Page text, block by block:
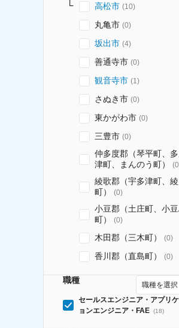
高松市 (10)
丸亀市 (0)
坂出市 (4)
善通寺市 (0)
観音寺市 (1 )
さぬき市 (0)
東かがわ市 (0)
三豊市 (0)
仲多度郡（琴平町、
津町、まんのう町）
(0
綾歌郡（宇多津町、綾
町）
(0)
小豆郡（土庄町、小
町）
(0)
木田郡（三木町） (0)
香川郡（直島町） (0)
職種
職種を選択
セールスエンジニア・アプリ
ョンエンジニア・FAE (18)